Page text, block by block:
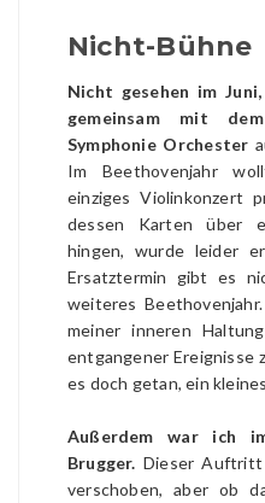
Nicht-Bühne
Nicht gesehen im
gemeinsam mit
Symphonie Orchester
Im Beethovenjahr
einziges Violinkonzert
dessen Karten über
hingen, wurde leider
Ersatztermin gibt es
weiteres
meiner inneren
entgangener Ereignisse
es doch getan, ein
Außerdem war ich
Brugger. Dieser Auftritt
verschoben, aber ob